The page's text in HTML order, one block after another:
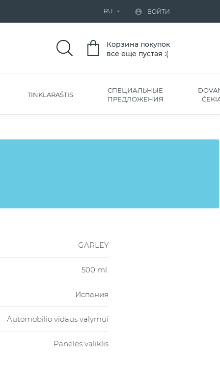
RU   ВОЙТИ
Корзина покупок
все еще пустая :(
TINKLARAŠTIS
СПЕЦИАЛЬНЫЕ
ПРЕДЛОЖЕНИЯ
GARLEY
500 ml.
Испания
Automobilio vidaus valymui
Panelės valiklis